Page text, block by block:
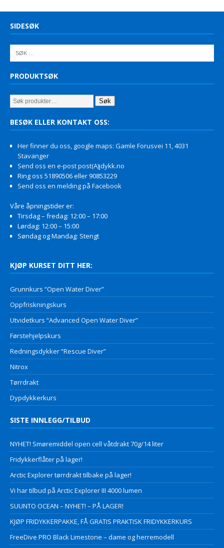
SIDESØK
PRODUKTSØK
Søk
BESØK ELLER KONTAKT OSS:
Her finner du oss, google maps: Gamle Forusvei 11, 4031
Stavanger
Send oss en e-post post(A)jdykk.no
Ring oss 51890506 eller 90853229
Send oss en melding på Facebook
Våre åpningstider er:
Tirsdag – fredag: 12:00 – 17:00
Lørdag: 12:00 – 15:00
Søndag og Mandag: Stengt
KJØP KURSET DITT HER:
Grunnkurs “Open Water Diver”
Oppfriskningskurs
Utvidetkurs “Advanced Open Water Diver”
Førstehjelpskurs
Redningsdykker “Rescue Diver”
Nitrox
Tørrdrakt
Dypdykkerkurs
SISTE INNLEGG/TILBUD
NYHET! Smøremiddel open cell våtdrakt 70g/14 liter
Fridykkerflåter på lager!
Arctic Explorer tørrdrakt tilbake på lager!
Vi har tilbud på Arctic Explorer III 4000 lumen
SUUNTO OCEAN – NYHET! – PÅ LAGER!
KJØP FRIDYKKERPAKKE, FÅ GRATIS PRAKTISK FRIDYKKERKURS
FreeDive PRO Black Limestone – dame og herremodell